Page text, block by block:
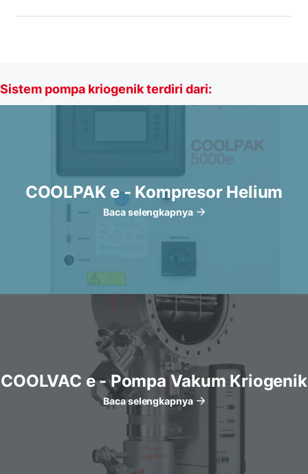
Sistem pompa kriogenik terdiri dari:
COOLPAK e - Kompresor Helium
Baca selengkapnya
COOLVAC e - Pompa Vakum Kriogenik
Baca selengkapnya